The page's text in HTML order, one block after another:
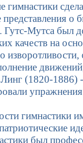
гимнастики
о
Мутса был
качеств на
(1820-
гимнастики
был